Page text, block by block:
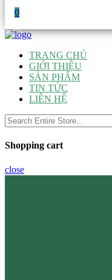
0
TRANG CHỦ
GIỚI THIỆU
SẢN PHẨM
TIN TỨC
LIÊN HỆ
Shopping cart
close